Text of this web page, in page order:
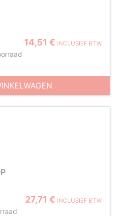
14,51 € INCLUSIEF BTW
27,71 € INCLUSIEF BTW